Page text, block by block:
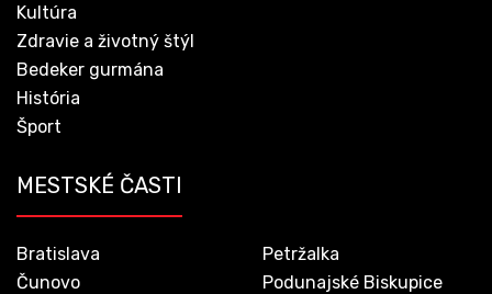
Kultúra
Zdravie a životný štýl
Bedeker gurmána
História
Šport
MESTSKÉ ČASTI
Bratislava
Čunovo
Petržalka
Podunajské Biskupice